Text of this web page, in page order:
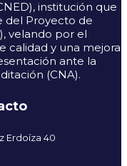
institución que
del Proyecto de
velando por el
calidad y una mejora
ante la
(CNA).
Erdoíza 40